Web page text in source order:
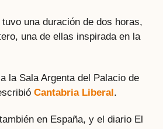
una duración de dos horas,
una de ellas inspirada en la
la Sala Argenta del Palacio de
Cantabria Liberal.
en España, y el diario El